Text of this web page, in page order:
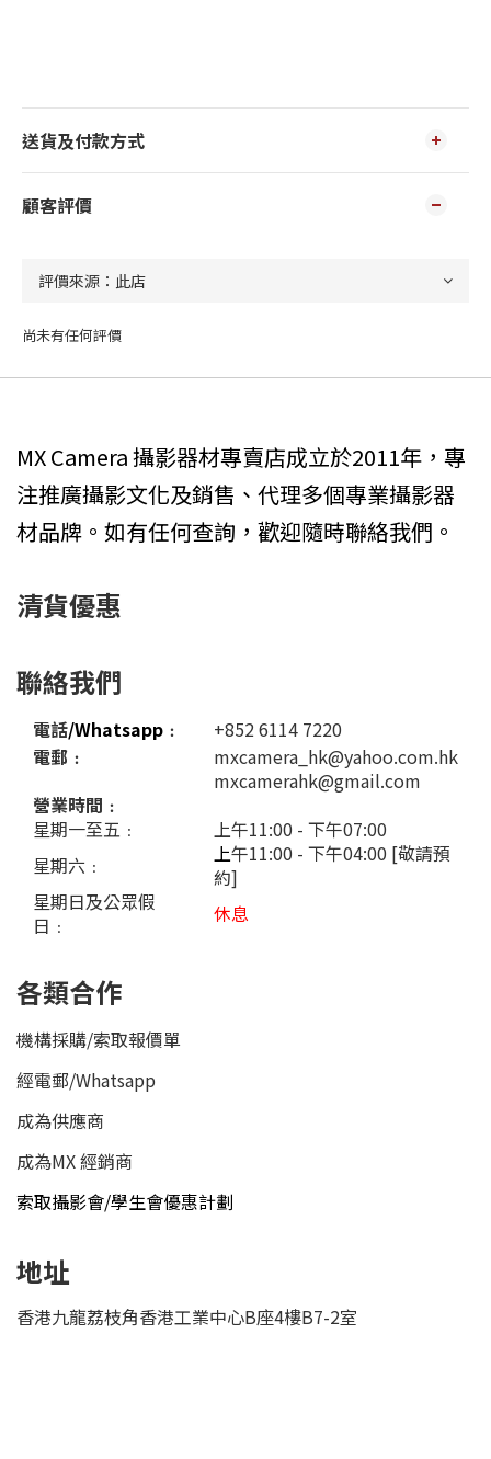
送貨及付款方式
顧客評價
尚未有任何評價
MX Camera 攝影器材專賣店成立於2011年，專
注推廣攝影文化及銷售、代理多個專業攝影器
材品牌。如有任何查詢，歡迎隨時聯絡我們。
清貨優惠
聯絡我們
電話/Whatsapp ﹕
+852 6114 7220
電郵﹕
mxcamera_hk@yahoo.com.hk
mxcamerahk@gmail.com
營業時間﹕
星期一至五﹕
上午11:00 - 下午07:00
星期六﹕
上午11:00 - 下午04:00 [敬請預
約]
星期日及公眾假
日﹕
休息
各類合作
機構採購/索取報價單
經電郵/Whatsapp
成為供應商
成為MX 經銷商
索取攝影會/學生會優惠計劃
地址
香港九龍荔枝角香港工業中心B座4樓B7-2室